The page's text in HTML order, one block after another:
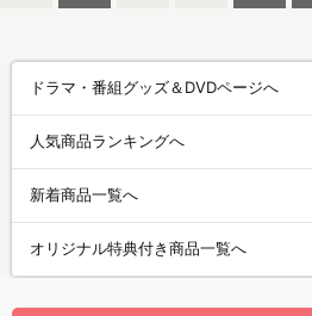
ドラマ・番組グッズ＆DVDページへ
人気商品ランキングへ
新着商品一覧へ
オリジナル特典付き商品一覧へ